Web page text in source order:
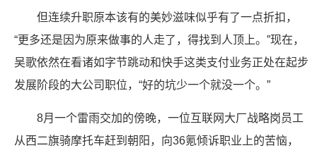
但连续升职原本该有的美妙滋味似乎有了一点折扣，
“更多还是因为原来做事的人走了，得找到人顶上。”现在，
吴歌依然在看诸如字节跳动和快手这类支付业务正处在起步
发展阶段的大公司职位，“好的坑少一个就没一个。”
8月一个雷雨交加的傍晚，一位互联网大厂战略岗员工
从西二旗骑摩托车赶到朝阳，向36氪倾诉职业上的苦恼，